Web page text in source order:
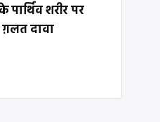
शरीर पर
ग़लत दावा